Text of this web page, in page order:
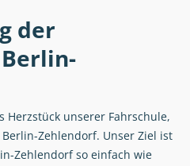
der
Herzstück unserer Fahrschule,
Zehlendorf. Unser Ziel ist
Zehlendorf so einfach wie